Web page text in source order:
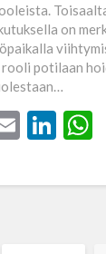
on
potilaan
Email